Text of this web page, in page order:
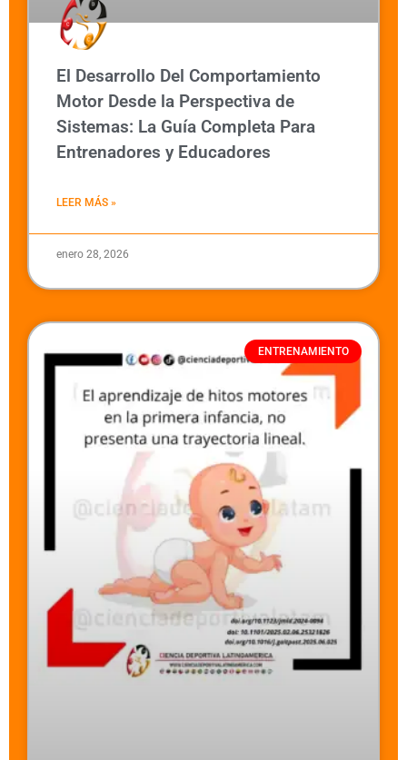
El Desarrollo Del Comportamiento
Motor Desde la Perspectiva de
Sistemas: La Guía Completa Para
Entrenadores y Educadores
LEER MÁS »
enero 28, 2026
ENTRENAMIENTO